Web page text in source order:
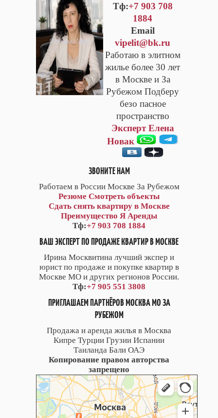
Тф:+7 903 708
1884
Email
vipelit@bk.ru
Работаю в элитном
жилье более 30 лет
в Москве и За
Рубежом Подберу
безо пасное
пространство
Эксперт Елена
Новак
ЗВОНИТЕ НАМ
Работаем в России Москве За Рубежом
Резюме Смотреть объекты
Сдать снять квартиру в Москве
Преимущество Я Аренды
Тф:+7 903 708 1884
ВАШ ЭКСПЕРТ ПО ПРОДАЖЕ КВАРТИР В МОСКВЕ
Ирина Москвитина лучший экспер и
юрист по продаже и покупке квартир в
Москве МО и других регионов России.
Тф:+7 905 551 3808
ПРИГЛАШАЕМ ПАРТНЁРОВ МОСКВА МО ЗА
РУБЕЖОМ
Продажа и аренда жилья в Москва
Кипре Турции Грузии Испании
Таиланда Бали ОАЭ
Копирование правом авторства
запрещено